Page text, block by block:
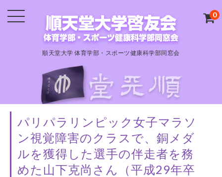
順天堂大学 体育学部・スポーツ健康科学部同窓会
0
パリパラリンピック女子マラソ
ン視覚障害のクラスで、銅メダ
ルを獲得した選手の伴走者を務
めた山下克尚さん（平成29年卒